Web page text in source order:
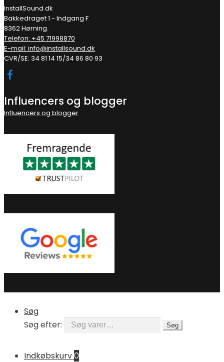
InstallSound.dk
Bakkedraget 1 - Indgang F
8362 Hørning.
Telefon: +45 71998870
E-mail: info@installsound.dk
CVR/SE: 34 81 14 15/34 86 80 93
Influencers og blogger
Influencers og blogger
Søg
Søg efter:
Søg
Indkøbskurv0